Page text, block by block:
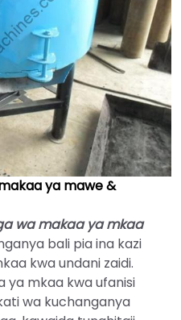
ya mawe &
wa makaa ya mkaa
bali pia ina kazi
kwa undani zaidi.
ya mkaa kwa ufanisi
wa kuchanganya